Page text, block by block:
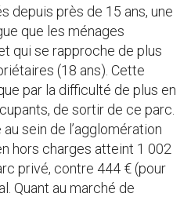
depuis près de 15 ans, une
que les ménages
qui se rapproche de plus
(18 ans). Cette
par la difficulté de plus en
de sortir de ce parc.
sein de l’agglomération
hors charges atteint 1 002
privé, contre 444 € (pour
Quant au marché de